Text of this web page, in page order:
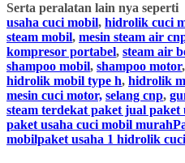
Serta peralatan lain nya seperti
usaha cuci mobil, hidrolik cuci
steam mobil, mesin steam air
kompresor portabel, steam air
shampoo mobil, shampoo motor,
hidrolik mobil type h, hidrolik
mesin cuci motor, selang cnp,
steam terdekat paket jual
paket usaha cuci mobil
mobilpaket usaha 1 hidrolik